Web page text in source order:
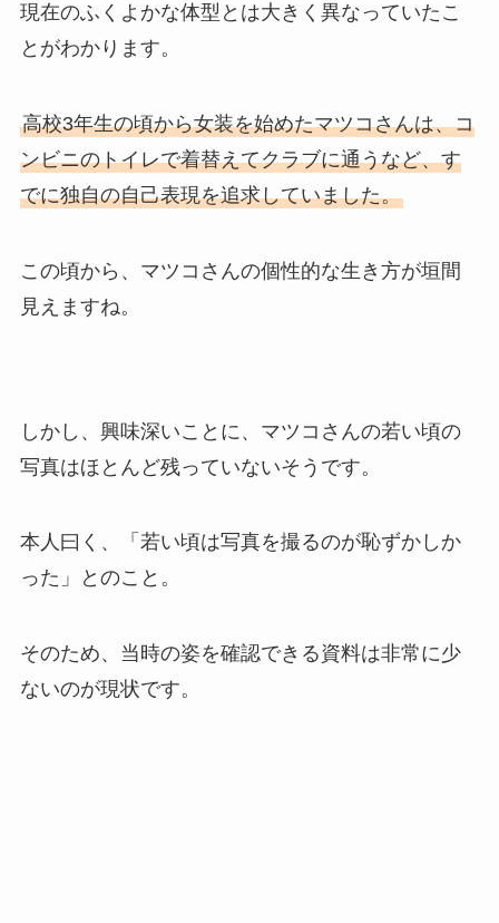
現在のふくよかな体型とは大きく異なっていたこ
とがわかります。
高校3年生の頃から女装を始めたマツコさんは、コ
ンビニのトイレで着替えてクラブに通うなど、す
でに独自の自己表現を追求していました。
この頃から、マツコさんの個性的な生き方が垣間
見えますね。
しかし、興味深いことに、マツコさんの若い頃の
写真はほとんど残っていないそうです。
本人曰く、「若い頃は写真を撮るのが恥ずかしか
った」とのこと。
そのため、当時の姿を確認できる資料は非常に少
ないのが現状です。